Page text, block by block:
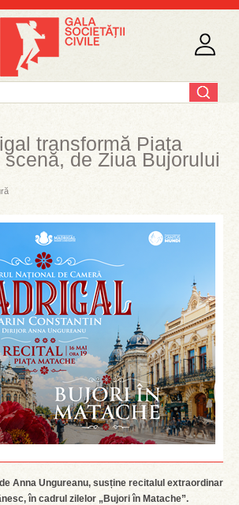
transformă Piața
de Ziua Bujorului
Anna Ungureanu, susține recitalul extraordinar
în cadrul zilelor „Bujori în Matache”.